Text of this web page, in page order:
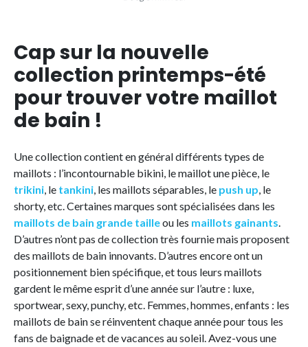
Cap sur la nouvelle
collection printemps-été
pour trouver votre maillot
de bain !
Une collection contient en général différents types de
maillots : l’incontournable bikini, le maillot une pièce, le
trikini, le tankini, les maillots séparables, le push up, le
shorty, etc. Certaines marques sont spécialisées dans les
maillots de bain grande tailleou les maillots gainants.
D’autres n’ont pas de collection très fournie mais proposent
des maillots de bain innovants. D’autres encore ont un
positionnement bien spécifique, et tous leurs maillots
gardent le même esprit d’une année sur l’autre : luxe,
sportwear, sexy, punchy, etc. Femmes, hommes, enfants : les
maillots de bain se réinventent chaque année pour tous les
fans de baignade et de vacances au soleil. Avez-vous une